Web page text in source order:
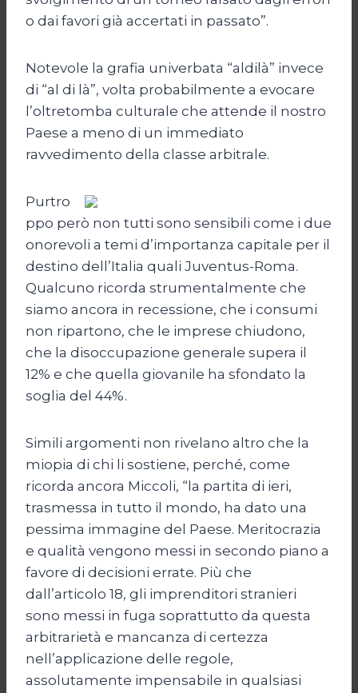
o dai favori già accertati in passato”.
Notevole la grafia univerbata “aldilà” invece
di “al di là”, volta probabilmente a evocare
l’oltretomba culturale che attende il nostro
Paese a meno di un immediato
ravvedimento della classe arbitrale.
Purtro
ppo però non tutti sono sensibili come i due
onorevoli a temi d’importanza capitale per il
destino dell’Italia quali Juventus-Roma.
Qualcuno ricorda strumentalmente che
siamo ancora in recessione, che i consumi
non ripartono, che le imprese chiudono,
che la disoccupazione generale supera il
12% e che quella giovanile ha sfondato la
soglia del 44%.
Simili argomenti non rivelano altro che la
miopia di chi li sostiene, perché, come
ricorda ancora Miccoli, “la partita di ieri,
trasmessa in tutto il mondo, ha dato una
pessima immagine del Paese. Meritocrazia
e qualità vengono messi in secondo piano a
favore di decisioni errate. Più che
dall’articolo 18, gli imprenditori stranieri
sono messi in fuga soprattutto da questa
arbitrarietà e mancanza di certezza
nell’applicazione delle regole,
assolutamente impensabile in qualsiasi